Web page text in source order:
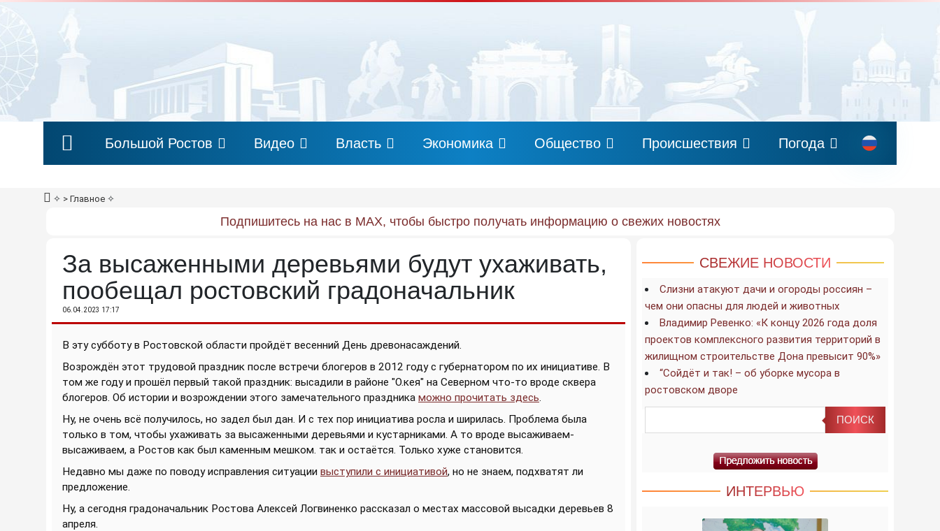
Большой Ростов Видео Власть Экономика Общество Происшествия Погода
✧ > Главное ✧
Подпишитесь на нас в MAX, чтобы быстро получать информацию о свежих новостях
За высаженными деревьями будут ухаживать,
пообещал ростовский градоначальник
06.04.2023 17:17
В эту субботу в Ростовской области пройдёт весенний День древонасаждений.
Возрождён этот трудовой праздник после встречи блогеров в 2012 году с губернатором по их инициативе. В
том же году и прошёл первый такой праздник: высадили в районе "О.кея" на Северном что-то вроде сквера
блогеров. Об истории и возрождении этого замечательного праздника можно прочитать здесь.
Ну, не очень всё получилось, но задел был дан. И с тех пор инициатива росла и ширилась. Проблема была
только в том, чтобы ухаживать за высаженными деревьями и кустарниками. А то вроде высаживаем-
высаживаем, а Ростов как был каменным мешком. так и остаётся. Только хуже становится.
Недавно мы даже по поводу исправления ситуации выступили с инициативой, но не знаем, подхватят ли
предложение.
Ну, а сегодня градоначальник Ростова Алексей Логвиненко рассказал о местах массовой высадки деревьев 8
апреля.
СВЕЖИЕ НОВОСТИ
Слизни атакуют дачи и огороды россиян –
чем они опасны для людей и животных
Владимир Ревенко: «К концу 2026 года доля
проектов комплексного развития территорий в
жилищном строительстве Дона превысит 90%»
“Сойдёт и так! – об уборке мусора в
ростовском дворе
ИНТЕРВЬЮ